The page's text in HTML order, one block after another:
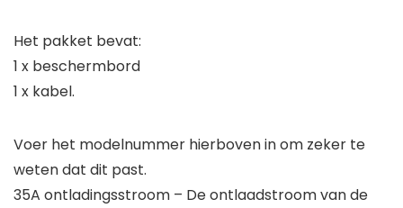
Het pakket bevat:
1 x beschermbord
1 x kabel.
Voer het modelnummer hierboven in om zeker te
weten dat dit past.
35A ontladingsstroom – De ontlaadstroom van de